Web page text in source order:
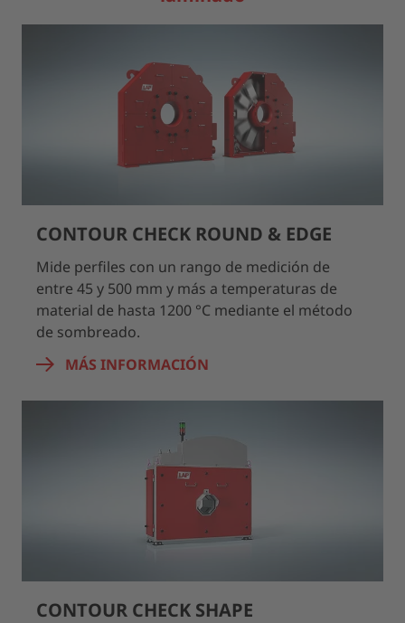
CONTOUR CHECK ROUND & EDGE
Mide perfiles con un rango de medición de
entre 45 y 500 mm y más a temperaturas de
material de hasta 1200 °C mediante el método
de sombreado.
MÁS INFORMACIÓN
CONTOUR CHECK SHAPE